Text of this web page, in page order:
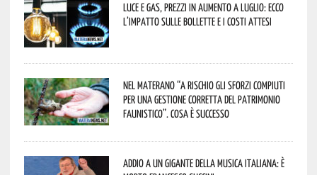
Luce e gas, prezzi in aumento a luglio: ecco
l’impatto sulle bollette e i costi attesi
Nel materano “a rischio gli sforzi compiuti
per una gestione corretta del patrimonio
faunistico”. Cosa è successo
Addio a un gigante della musica italiana: è